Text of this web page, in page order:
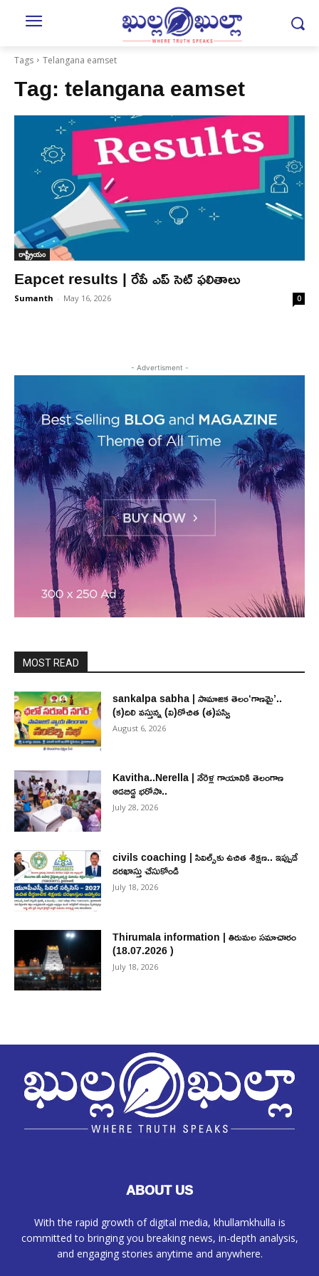
Tags Telangana eamset
Tag:telangana eamset
రాష్ట్రీయం
Eapcet results | రేపే ఎప్ సెట్ ఫలితాలు
Sumanth - May 16, 2026 0
- Advertisment -
MOST READ
sankalpa sabha | సామాజిక తెలం‘గాణమై’..
(క)దిలి వస్తున్న (వి)రోచిత (త)పస్వి
August 6, 2026
Kavitha..Nerella | నేరెళ్ల గాయానికి తెలంగాణ
ఆడబిడ్డ భరోసా..
July 28, 2026
civils coaching | సివిల్స్‌కు ఉచిత శిక్ష‌ణ.. ఇప్పుడే
ద‌ర‌ఖాస్తు చేసుకోండి
July 18, 2026
Thirumala information | తిరుమల సమాచారం
(18.07.2026 )
July 18, 2026
ABOUT US
With the rapid growth of digital media, khullamkhulla is
committed to bringing you breaking news, in-depth analysis,
and engaging stories anytime and anywhere.